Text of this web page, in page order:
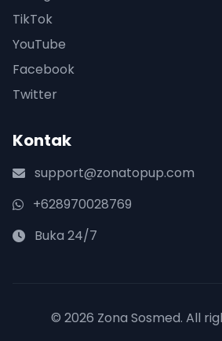
TikTok
YouTube
Facebook
Twitter
Kontak
support@zonatopup.com
+628970028769
Buka 24/7
© 2026 Zona Sosmed. All